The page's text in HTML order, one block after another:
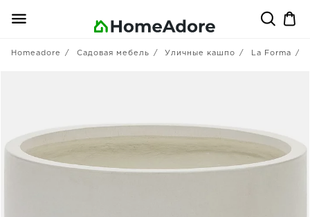
Homeadore Садовая мебель Уличные кашпо La Forma